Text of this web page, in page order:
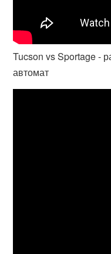
Tucson vs Sportage -
автомат